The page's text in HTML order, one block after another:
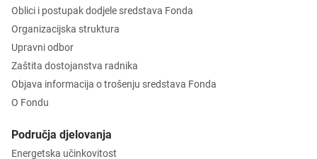
Oblici i postupak dodjele sredstava Fonda
Organizacijska struktura
Upravni odbor
Zaštita dostojanstva radnika
Objava informacija o trošenju sredstava Fonda
O Fondu
Područja djelovanja
Energetska učinkovitost